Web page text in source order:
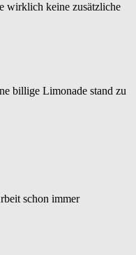
wirklich keine zusätzliche
billige Limonade stand zu
schon immer